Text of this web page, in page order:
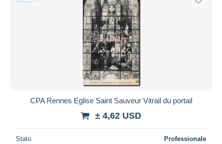
CPA Rennes Eglise Saint Sauveur Vitrail du portail
± 4,62 USD
Stato Professionale